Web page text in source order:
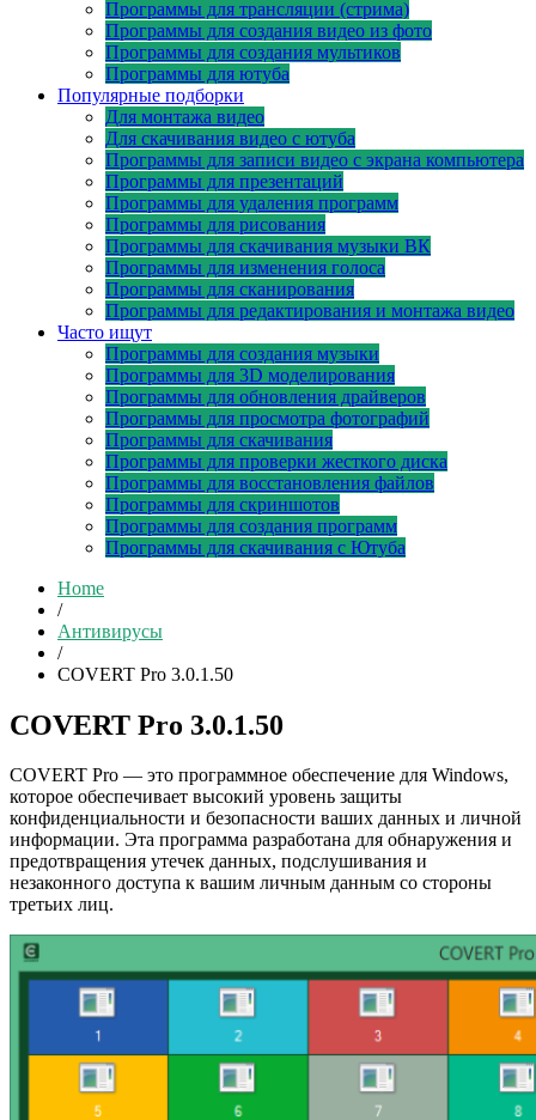
Программы для трансляции (стрима)
Программы для создания видео из фото
Программы для создания мультиков
Программы для ютуба
Популярные подборки
Для монтажа видео
Для скачивания видео с ютуба
Программы для записи видео с экрана компьютера
Программы для презентаций
Программы для удаления программ
Программы для рисования
Программы для скачивания музыки ВК
Программы для изменения голоса
Программы для сканирования
Программы для редактирования и монтажа видео
Часто ищут
Программы для создания музыки
Программы для 3D моделирования
Программы для обновления драйверов
Программы для просмотра фотографий
Программы для скачивания
Программы для проверки жесткого диска
Программы для восстановления файлов
Программы для скриншотов
Программы для создания программ
Программы для скачивания с Ютуба
Home
/
Антивирусы
/
COVERT Pro 3.0.1.50
COVERT Pro 3.0.1.50
COVERT Pro — это программное обеспечение для Windows,
которое обеспечивает высокий уровень защиты
конфиденциальности и безопасности ваших данных и личной
информации. Эта программа разработана для обнаружения и
предотвращения утечек данных, подслушивания и
незаконного доступа к вашим личным данным со стороны
третьих лиц.